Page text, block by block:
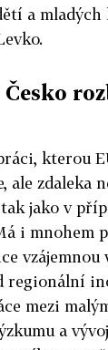
a
Česko
kterou
ale zdaleka
jako v
i mnohem
vzájemnou
mezi
a